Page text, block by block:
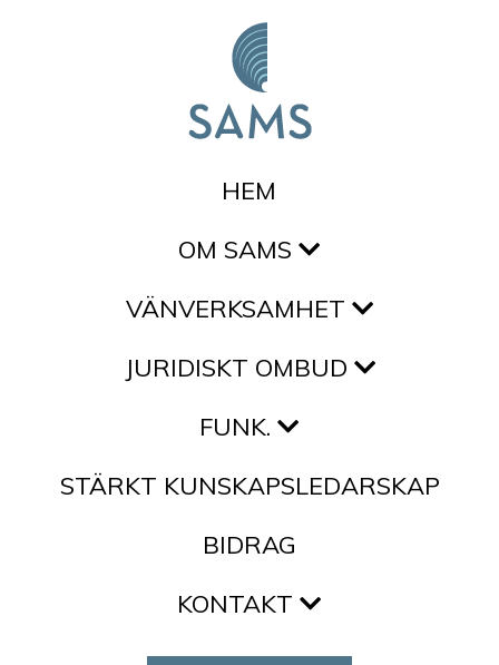
HEM
OM SAMS
VÄNVERKSAMHET
JURIDISKT OMBUD
FUNK.
STÄRKT KUNSKAPSLEDARSKAP
BIDRAG
KONTAKT